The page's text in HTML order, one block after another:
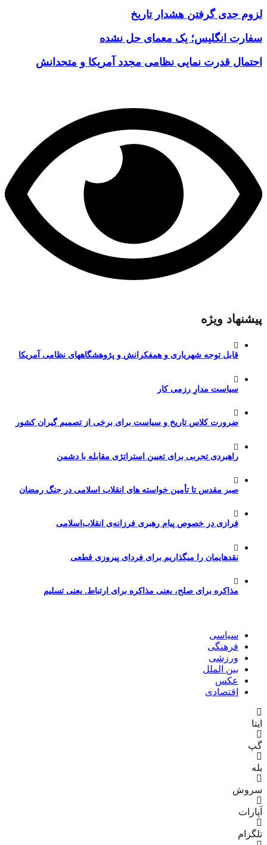
لزوم جدی گرفتن هشدار تاریخ
سفارت انگلیس؛ یک معمای حل نشده
احتمال قدرت نمایی نظامی مجدد آمریکا و متحدانش
پیشنهاد ویژه
قابل توجه شهریاری و همفکرانش و پژوهشگاههای نظامی آمریکا
سیاست مدارِ رزمی کار
ضرورت کلاس تاریخ و سیاست برای برخی از تصمیم گیران کشور
راهبردی تجربی برای تعیین استراتژی مقابله با دشمن
صبر مقدس تا تأمین خواسته های انقلاب اسلامی در جنگ رمضان
فرازی در خصوص پیام رهبری فرزانه‌ی انقلاب‌اسلامی
نقدهایمان را میگذاریم برای فردای پیروزی قطعی
مذاکره برای صلح، یعنی مذاکره برای ارتباط. یعنی تسلیم
سیاسی
فرهنگی
ورزشی
بین الملل
عکس
اقتصادی
ایتا
گپ
بله
سروش
آپارات
تلگرام